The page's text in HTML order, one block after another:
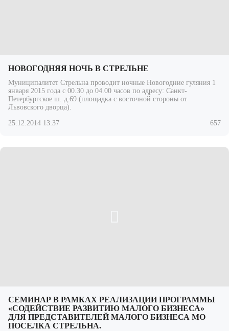
НОВОГОДНЯЯ НОЧЬ В СТРЕЛЬНЕ
Муниципалитет Стрельна проводит ночные Новогодние гуляния 1
января 2015 года с 00.30 до 04.00 часов по адресу: Санкт-
Петербургское ш. д.69 (площадка с восточной стороны от
Львовского дворца).
25.12.2014 13:37 657
CЕМИНАР В РАМКАХ РЕАЛИЗАЦИИ ПРОГРАММЫ
«СОДЕЙСТВИЕ РАЗВИТИЮ МАЛОГО БИЗНЕСА»
ДЛЯ ПРЕДСТАВИТЕЛЕЙ МАЛОГО БИЗНЕСА МО
ПОСЕЛКА СТРЕЛЬНА.